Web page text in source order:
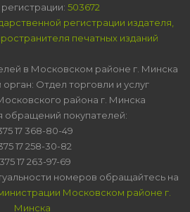
503672
регистрации издателя,
печатных изданий
в Московском районе г. Минска
Отдел торговли и услуг
района г. Минска
обращений покупателей:
17 368-80-49
17 258-30-82
17 263-97-69
номеров обращайтесь на
Московском районе г.
Минска